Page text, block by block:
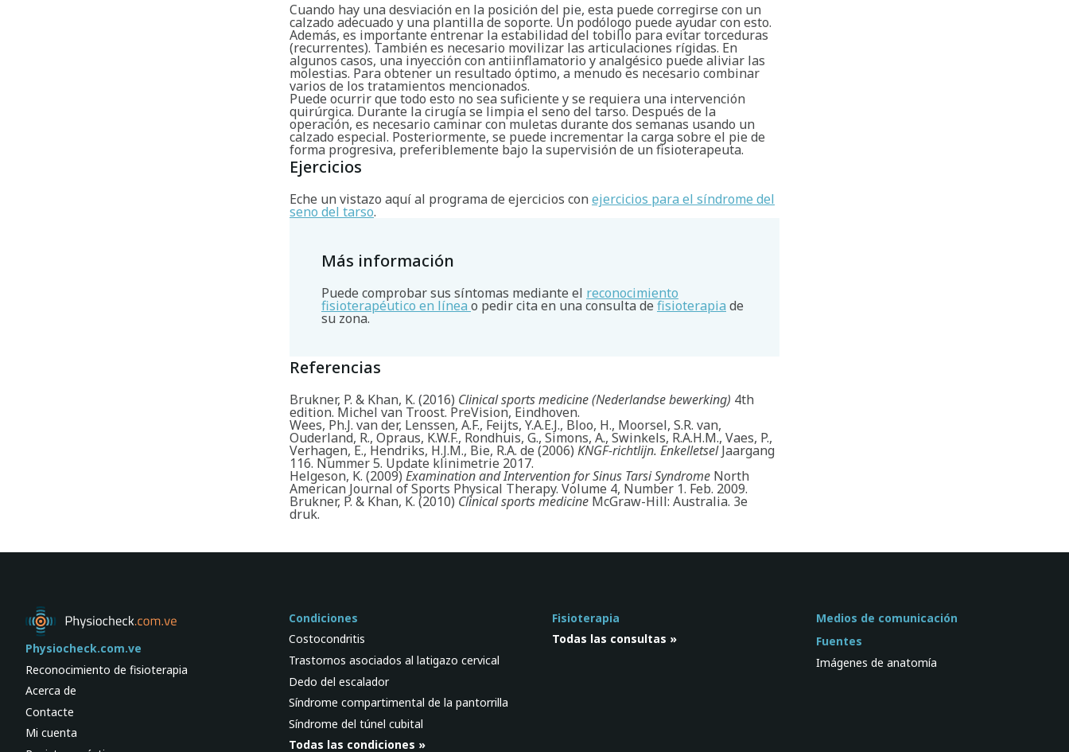
Cuando hay una desviación en la posición del pie, esta puede corregirse con un
calzado adecuado y una plantilla de soporte. Un podólogo puede ayudar con esto.
Además, es importante entrenar la estabilidad del tobillo para evitar torceduras
(recurrentes). También es necesario movilizar las articulaciones rígidas. En
algunos casos, una inyección con antiinflamatorio y analgésico puede aliviar las
molestias. Para obtener un resultado óptimo, a menudo es necesario combinar
varios de los tratamientos mencionados.
Puede ocurrir que todo esto no sea suficiente y se requiera una intervención
quirúrgica. Durante la cirugía se limpia el seno del tarso. Después de la
operación, es necesario caminar con muletas durante dos semanas usando un
calzado especial. Posteriormente, se puede incrementar la carga sobre el pie de
forma progresiva, preferiblemente bajo la supervisión de un fisioterapeuta.
Ejercicios
Eche un vistazo aquí al programa de ejercicios con ejercicios para el síndrome del
seno del tarso.
Más información
Puede comprobar sus síntomas mediante el reconocimiento
fisioterapéutico en línea o pedir cita en una consulta de fisioterapia de
su zona.
Referencias
Brukner, P. & Khan, K. (2016) Clinical sports medicine (Nederlandse bewerking) 4th
edition. Michel van Troost. PreVision, Eindhoven.
Wees, Ph.J. van der, Lenssen, A.F., Feijts, Y.A.E.J., Bloo, H., Moorsel, S.R. van,
Ouderland, R., Opraus, K.W.F., Rondhuis, G., Simons, A., Swinkels, R.A.H.M., Vaes, P.,
Verhagen, E., Hendriks, H.J.M., Bie, R.A. de (2006) KNGF-richtlijn. EnkelletselJaargang
116. Nummer 5. Update klinimetrie 2017.
Helgeson, K. (2009) Examination and Intervention for Sinus Tarsi Syndrome North
American Journal of Sports Physical Therapy. Volume 4, Number 1. Feb. 2009.
Brukner, P. & Khan, K. (2010) Clinical sports medicine McGraw-Hill: Australia. 3e
druk.
Physiocheck.com.ve
Reconocimiento de fisioterapia
Acerca de
Contacte
Mi cuenta
Condiciones
Costocondritis
Trastornos asociados al latigazo cervical
Dedo del escalador
Síndrome compartimental de la pantorrilla
Síndrome del túnel cubital
Todas las condiciones »
Fisioterapia
Todas las consultas »
Medios de comunicación
Fuentes
Imágenes de anatomía